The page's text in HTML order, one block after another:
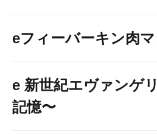
eフィーバーキン肉
e 新世紀エヴァンゲ
記憶〜